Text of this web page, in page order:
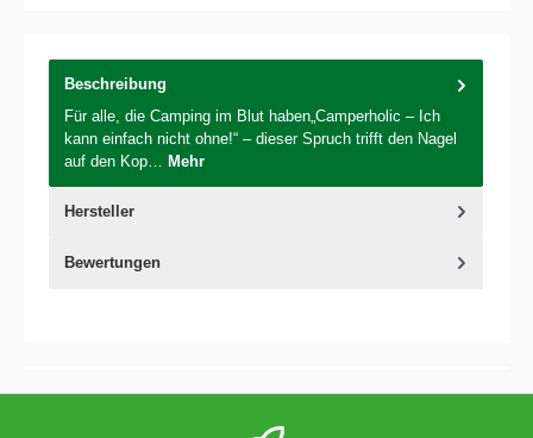
Beschreibung
Für alle, die Camping im Blut haben„Camperholic – Ich
kann einfach nicht ohne!“ – dieser Spruch trifft den Nagel
auf den Kop… Mehr
Hersteller
Bewertungen